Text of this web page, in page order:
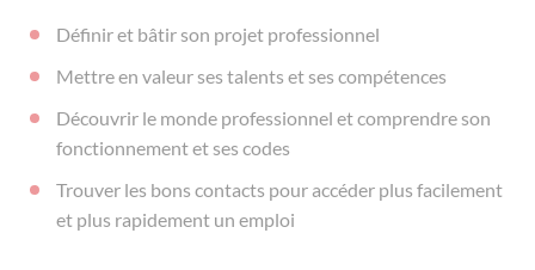
Définir et bâtir son projet professionnel
Mettre en valeur ses talents et ses compétences
Découvrir le monde professionnel et comprendre son
fonctionnement et ses codes
Trouver les bons contacts pour accéder plus facilement
et plus rapidement un emploi